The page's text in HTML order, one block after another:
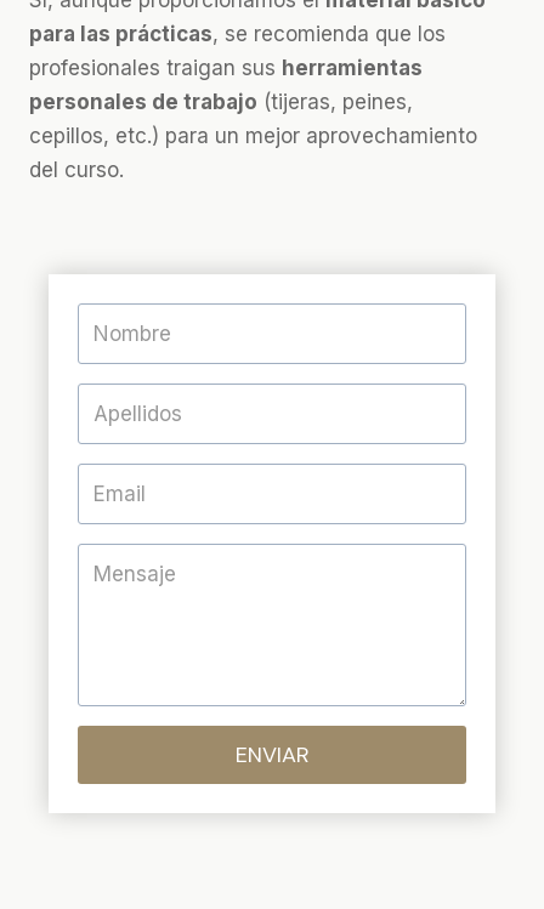
para las prácticas, se recomienda que los
profesionales traigan sus herramientas
personales de trabajo (tijeras, peines,
cepillos, etc.) para un mejor aprovechamiento
del curso.
ENVIAR